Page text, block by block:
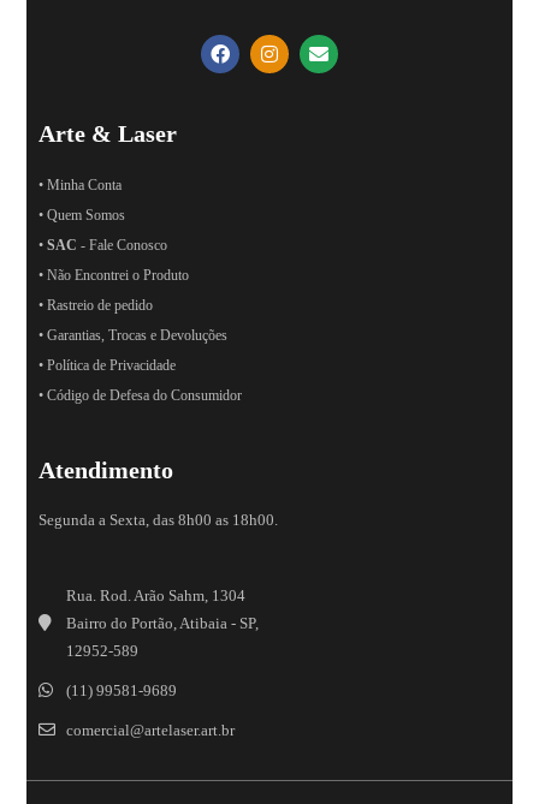
Arte & Laser
• Minha Conta
• Quem Somos
•SAC - Fale Conosco
• Não Encontrei o Produto
• Rastreio de pedido
• Garantias, Trocas e Devoluções
• Política de Privacidade
• Código de Defesa do Consumidor
Atendimento
Segunda a Sexta, das 8h00 as 18h00.
Rua. Rod. Arão Sahm, 1304
Bairro do Portão, Atibaia - SP,
12952-589
(11) 99581-9689
comercial@artelaser.art.br